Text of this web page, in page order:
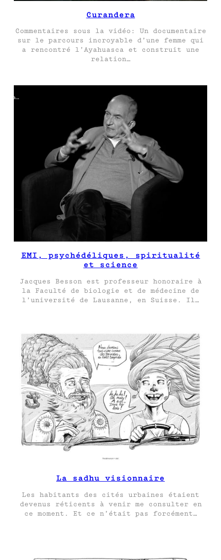
Curandera
Commentaires sous la vidéo: Un documentaire
sur le parcours incroyable d’une femme qui
a rencontré l’Ayahuasca et construit une
relation…
EMI, psychédéliques, spiritualité
et science
Jacques Besson est professeur honoraire à
la Faculté de biologie et de médecine de
l’université de Lausanne, en Suisse. Il…
La sadhu visionnaire
Les habitants des cités urbaines étaient
devenus réticents à venir me consulter en
ce moment. Et ce n’était pas forcément…